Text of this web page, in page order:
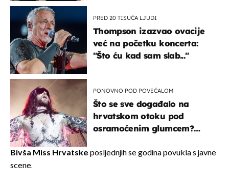
PRED 20 TISUĆA LJUDI
Thompson izazvao ovacije
već na početku koncerta:
"Što ću kad sam slab..."
PONOVNO POD POVEĆALOM
Što se sve događalo na
hrvatskom otoku pod
osramoćenim glumcem?
izazivaju nevjericu
Bivša Miss Hrvatske posljednjih se godina povukla s javne
scene.